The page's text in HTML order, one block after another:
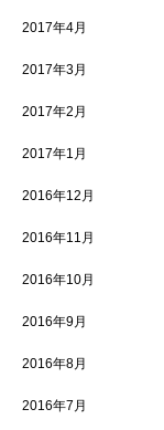
2017年4月
2017年3月
2017年2月
2017年1月
2016年12月
2016年11月
2016年10月
2016年9月
2016年8月
2016年7月